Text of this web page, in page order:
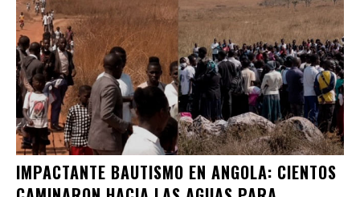
IMPACTANTE BAUTISMO EN ANGOLA: CIENTOS